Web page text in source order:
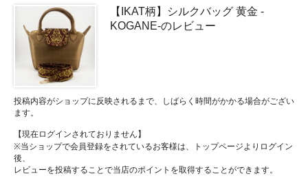
【IKAT柄】シルクバッグ 黄金 -
KOGANE-のレビュー
投稿内容がショップに反映されるまで、しばらく時間がかかる場合がござい
ます。
【現在ログインされておりません】
※当ショップで会員登録をされているお客様は、トップページよりログイン
後、
レビューを投稿することで当店のポイントを取得することができます。